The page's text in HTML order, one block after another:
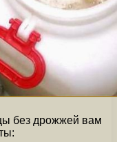
без дрожжей вам